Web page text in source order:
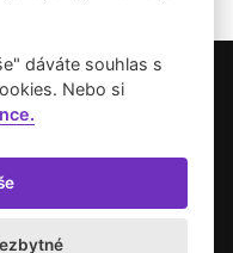
Umění pro město.
dáváte souhlas s
Nebo si